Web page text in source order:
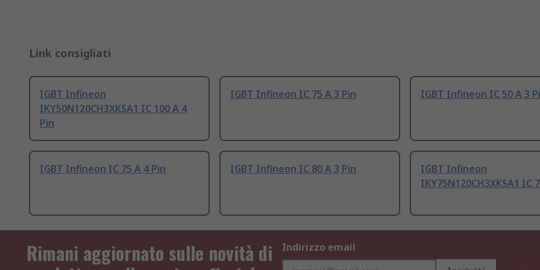
Link consigliati
IGBT Infineon
IKY50N120CH3XKSA1 IC 100 A 4
Pin
IGBT Infineon IC 75 A 3 Pin IGBT Infineon IC 50 A 3
IGBT Infineon IC 75 A 4 Pin IGBT Infineon IC 80 A 3 Pin
IGBT Infineon
IKY75N120CH3XKSA1 IC
Rimani aggiornato sulle novità di
Indirizzo email